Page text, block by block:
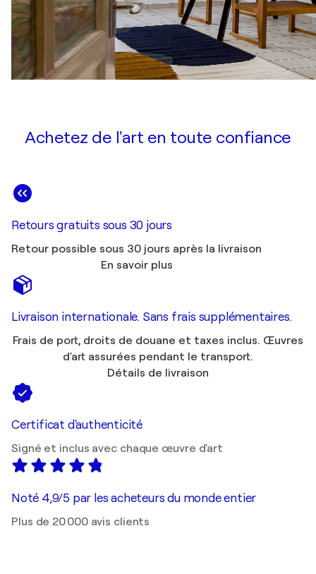
Achetez de l'art en toute confiance
Retours gratuits sous 30 jours
Retour possible sous 30 jours après la livraison
En savoir plus
Livraison internationale. Sans frais supplémentaires.
Frais de port, droits de douane et taxes inclus. Œuvres
d'art assurées pendant le transport.
Détails de livraison
Certificat d'authenticité
Signé et inclus avec chaque œuvre d'art
Noté 4,9/5 par les acheteurs du monde entier
Plus de 20 000 avis clients